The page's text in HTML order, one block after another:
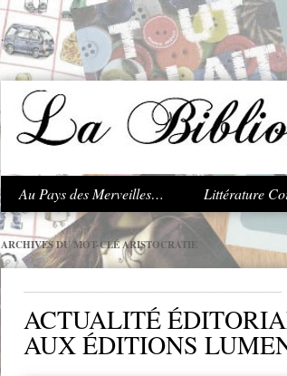
.
Au Pays des Merveilles… Littérature
ARCHIVES DU MOT-CLÉARISTOCRATIE
ACTUALITÉ
AUX ÉDITIONS